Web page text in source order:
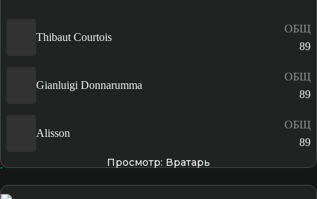
Thibaut Courtois
ОБЩ
89
Gianluigi Donnarumma
ОБЩ
89
Alisson
ОБЩ
89
Просмотр: Вратарь